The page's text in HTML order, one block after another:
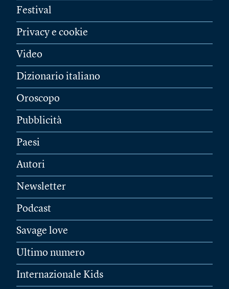
Festival
Privacy e cookie
Video
Dizionario italiano
Oroscopo
Pubblicità
Paesi
Autori
Newsletter
Podcast
Savage love
Ultimo numero
Internazionale Kids